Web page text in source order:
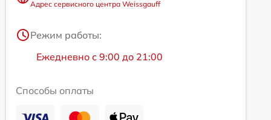
Адрес сервисного центра Weissgauff
Режим работы:
Ежедневно с 9:00 до 21:00
Способы оплаты